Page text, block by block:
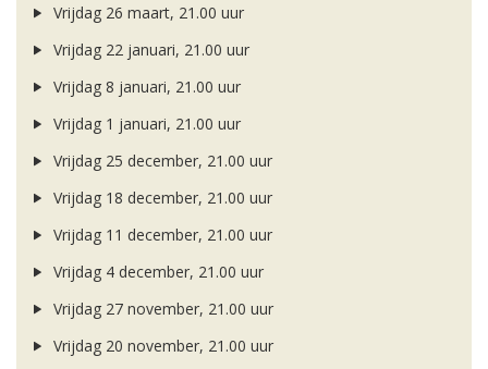
Vrijdag 26 maart, 21.00 uur
Vrijdag 22 januari, 21.00 uur
Vrijdag 8 januari, 21.00 uur
Vrijdag 1 januari, 21.00 uur
Vrijdag 25 december, 21.00 uur
Vrijdag 18 december, 21.00 uur
Vrijdag 11 december, 21.00 uur
Vrijdag 4 december, 21.00 uur
Vrijdag 27 november, 21.00 uur
Vrijdag 20 november, 21.00 uur